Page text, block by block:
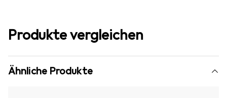
Produkte vergleichen
Ähnliche Produkte